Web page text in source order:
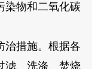
染物和二氧化碳
措施。根据各
滤、洗涤、焚烧